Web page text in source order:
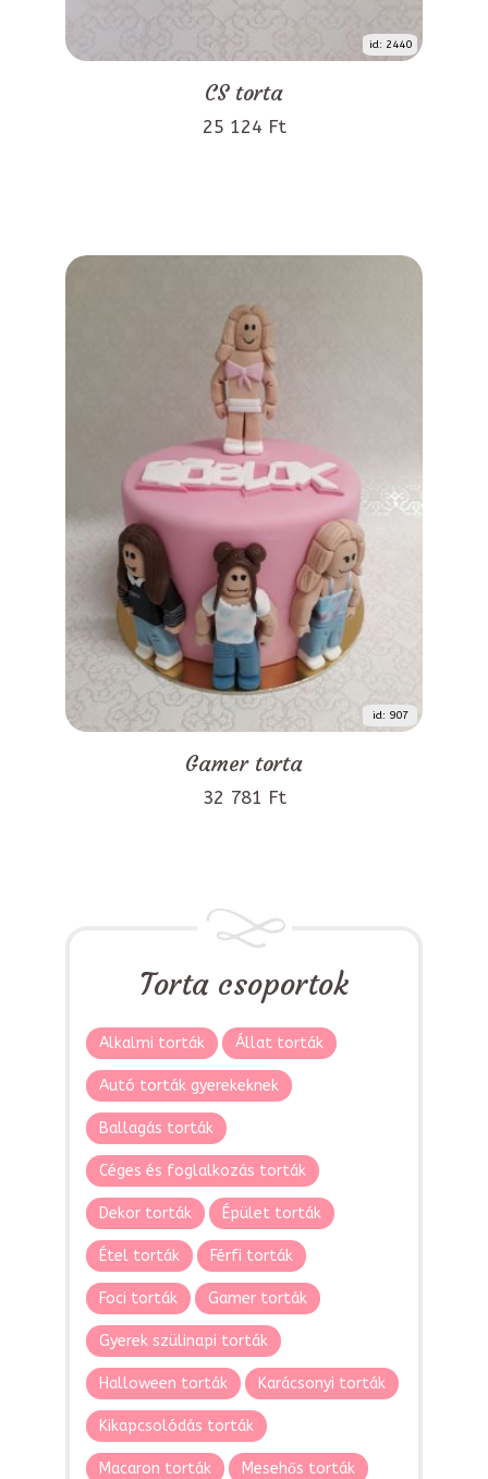
id: 2440
CS torta
25 124 Ft
id: 907
Gamer torta
32 781 Ft
Torta csoportok
Alkalmi torták Állat torták
Autó torták gyerekeknek
Ballagás torták
Céges és foglalkozás torták
Dekor torták Épület torták
Étel torták Férfi torták
Foci torták Gamer torták
Gyerek szülinapi torták
Halloween torták Karácsonyi torták
Kikapcsolódás torták
Macaron torták Mesehős torták